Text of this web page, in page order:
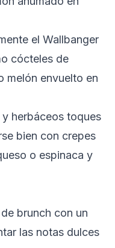
el Wallbanger
cócteles de
melón envuelto en
herbáceos toques
bien con crepes
o espinaca y
brunch con un
las notas dulces